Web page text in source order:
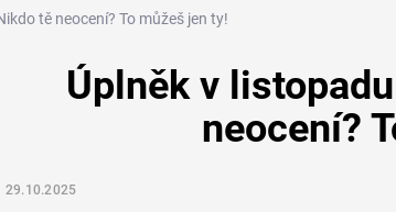
tě neocení? To můžeš jen ty!
Úplněk v
neocení?
29.10.2025